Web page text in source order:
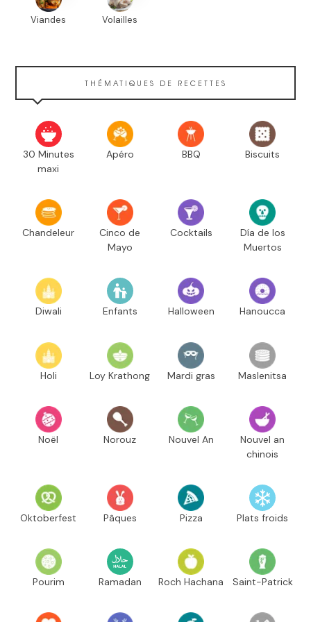
Viandes Volailles
THÉMATIQUES DE RECETTES
30 Minutes
maxi
Apéro BBQ Biscuits
Chandeleur
Cinco de
Mayo
Cocktails
Día de los
Muertos
Diwali Enfants Halloween Hanoucca
Holi Loy Krathong Mardi gras Maslenitsa
Noël Norouz Nouvel An
Nouvel an
chinois
Oktoberfest Pâques Pizza Plats froids
Pourim Ramadan Roch Hachana Saint-Patrick